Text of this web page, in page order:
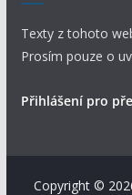
Texty z tohoto
Prosím pouze o
Přihlášení pro
Copyright ©